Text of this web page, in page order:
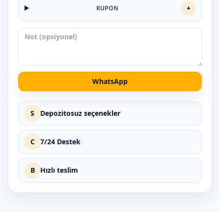
KUPON +
WhatsApp
S Depozitosuz seçenekler
C 7/24 Destek
B Hızlı teslim